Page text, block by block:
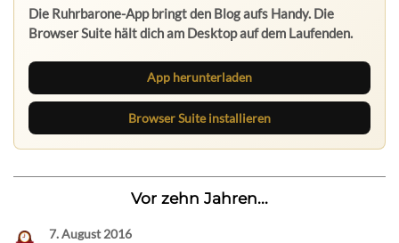
Die Ruhrbarone-App bringt den Blog aufs Handy. Die
Browser Suite hält dich am Desktop auf dem Laufenden.
App herunterladen
Browser Suite installieren
Vor zehn Jahren...
7. August 2016